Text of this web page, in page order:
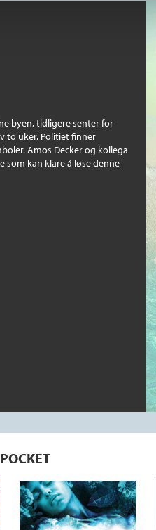
byen, tidligere senter for
to uker. Politiet finner
Amos Decker og kollega
som kan klare å løse denne